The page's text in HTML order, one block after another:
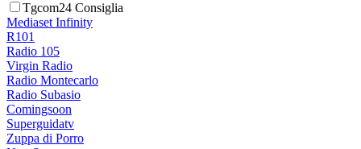
Tgcom24 Consiglia
Mediaset Infinity
R101
Radio 105
Virgin Radio
Radio Montecarlo
Radio Subasio
Comingsoon
Superguidatv
Zuppa di Porro